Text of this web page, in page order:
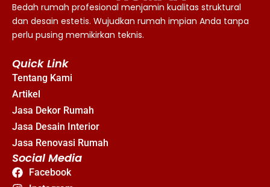
Bedah rumah profesional menjamin kualitas struktural
dan desain estetis. Wujudkan rumah impian Anda tanpa
perlu pusing memikirkan teknis.
Quick Link
Tentang Kami
Artikel
Jasa Dekor Rumah
Jasa Desain Interior
Jasa Renovasi Rumah
Social Media
Facebook